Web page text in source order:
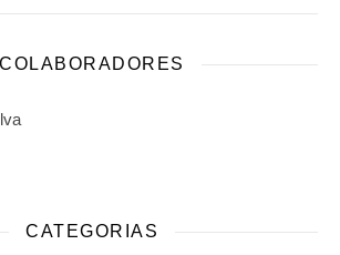
COLABORADORES
CATEGORIAS